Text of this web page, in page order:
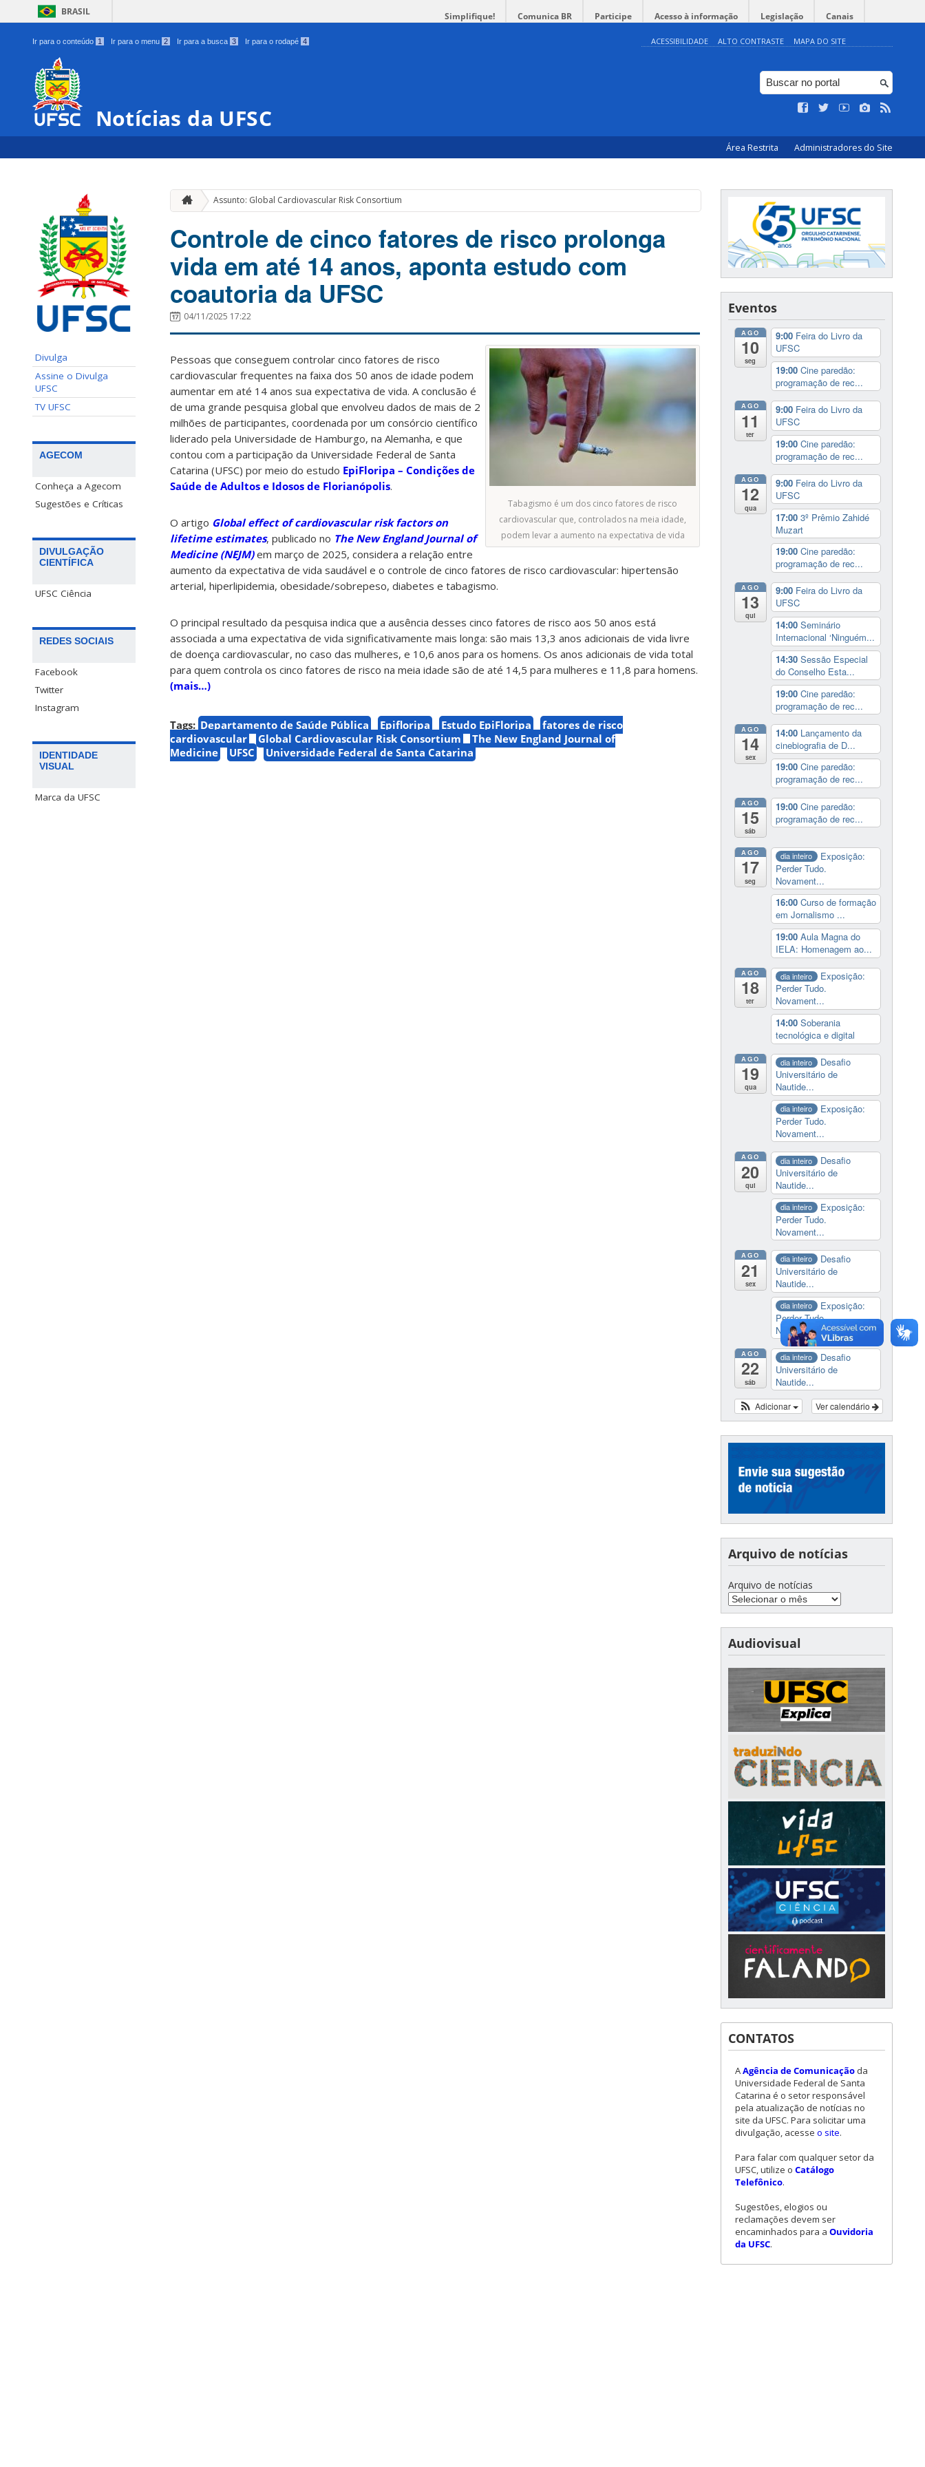
BRASIL Simplifique! Comunica BR Participe Acesso à informação Legislação Canais
Ir para o conteúdo 1 Ir para o menu 2 Ir para a busca 3 Ir para o rodapé 4 ACESSIBILIDADE ALTO CONTRASTE MAPA DO SITE
Notícias da UFSC
Área Restrita Administradores do Site
Divulga
Assine o Divulga
UFSC
TV UFSC
AGECOM
Conheça a Agecom
Sugestões e Críticas
DIVULGAÇÃO
CIENTÍFICA
UFSC Ciência
REDES SOCIAIS
Facebook
Twitter
Instagram
IDENTIDADE
VISUAL
Marca da UFSC
Assunto: Global Cardiovascular Risk Consortium
Controle de cinco fatores de risco prolonga
vida em até 14 anos, aponta estudo com
coautoria da UFSC
04/11/2025 17:22
Tabagismo é um dos cinco fatores de risco
cardiovascular que, controlados na meia idade,
podem levar a aumento na expectativa de vida
Pessoas que conseguem controlar cinco fatores de risco
cardiovascular frequentes na faixa dos 50 anos de idade podem
aumentar em até 14 anos sua expectativa de vida. A conclusão é
de uma grande pesquisa global que envolveu dados de mais de 2
milhões de participantes, coordenada por um consórcio científico
liderado pela Universidade de Hamburgo, na Alemanha, e que
contou com a participação da Universidade Federal de Santa
Catarina (UFSC) por meio do estudo EpiFloripa – Condições de
Saúde de Adultos e Idosos de Florianópolis.
O artigo Global effect of cardiovascular risk factors on
lifetime estimates, publicado no The New England Journal of
Medicine (NEJM)em março de 2025, considera a relação entre
aumento da expectativa de vida saudável e o controle de cinco fatores de risco cardiovascular: hipertensão
arterial, hiperlipidemia, obesidade/sobrepeso, diabetes e tabagismo.
O principal resultado da pesquisa indica que a ausência desses cinco fatores de risco aos 50 anos está
associada a uma expectativa de vida significativamente mais longa: são mais 13,3 anos adicionais de vida livre
de doença cardiovascular, no caso das mulheres, e 10,6 anos para os homens. Os anos adicionais de vida total
para quem controla os cinco fatores de risco na meia idade são de até 14,5 para mulheres e 11,8 para homens.
(mais…)
Tags: Departamento de Saúde Pública Epifloripa Estudo EpiFloripa
fatores de risco
cardiovascular
Global Cardiovascular Risk Consortium
The New England Journal of
Medicine
UFSC Universidade Federal de Santa Catarina
Eventos
AGO
10
seg
9:00 Feira do Livro da
UFSC
19:00 Cine paredão:
programação de rec...
AGO
11
ter
9:00 Feira do Livro da
UFSC
19:00 Cine paredão:
programação de rec...
AGO
12
qua
9:00 Feira do Livro da
UFSC
17:00 3º Prêmio Zahidé
Muzart
19:00 Cine paredão:
programação de rec...
AGO
13
qui
9:00 Feira do Livro da
UFSC
14:00 Seminário
Internacional ‘Ninguém...
14:30 Sessão Especial
do Conselho Esta...
19:00 Cine paredão:
programação de rec...
AGO
14
sex
14:00 Lançamento da
cinebiografia de D...
19:00 Cine paredão:
programação de rec...
AGO
15
sáb
19:00 Cine paredão:
programação de rec...
AGO
17
seg
dia inteiro
Exposição:
Perder Tudo.
Novament...
16:00 Curso de formação
em Jornalismo ...
19:00 Aula Magna do
IELA: Homenagem ao...
AGO
18
ter
dia inteiro
Exposição:
Perder Tudo.
Novament...
14:00 Soberania
tecnológica e digital
AGO
19
qua
dia inteiro
Desafio
Universitário de
Nautide...
dia inteiro
Exposição:
Perder Tudo.
Novament...
AGO
20
qui
dia inteiro
Desafio
Universitário de
Nautide...
dia inteiro
Exposição:
Perder Tudo.
Novament...
AGO
21
sex
dia inteiro
Desafio
Universitário de
Nautide...
dia inteiro
Exposição:
Perder Tudo.
Novament...
AGO
22
sáb
dia inteiro
Desafio
Universitário de
Nautide...
Ver calendário
Adicionar
Arquivo de notícias
Arquivo de notícias
Audiovisual
CONTATOS
AAgência de Comunicação da
Universidade Federal de Santa
Catarina é o setor responsável
pela atualização de notícias no
site da UFSC. Para solicitar uma
divulgação, acesse o site.
Para falar com qualquer setor da
UFSC, utilize o Catálogo
Telefônico.
Sugestões, elogios ou
reclamações devem ser
encaminhados para a Ouvidoria
da UFSC.